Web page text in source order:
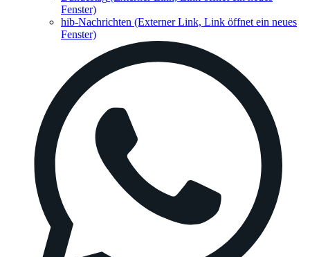
Fenster)
hib-Nachrichten (Externer Link, Link öffnet ein neues
Fenster)